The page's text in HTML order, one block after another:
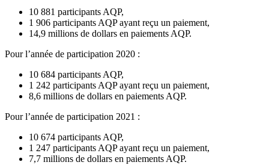
10 881 participants AQP,
1 906 participants AQP ayant reçu un paiement,
14,9 millions de dollars en paiements AQP.
Pour l’année de participation 2020 :
10 684 participants AQP,
1 242 participants AQP ayant reçu un paiement,
8,6 millions de dollars en paiements AQP.
Pour l’année de participation 2021 :
10 674 participants AQP,
1 247 participants AQP ayant reçu un paiement,
7,7 millions de dollars en paiements AQP.